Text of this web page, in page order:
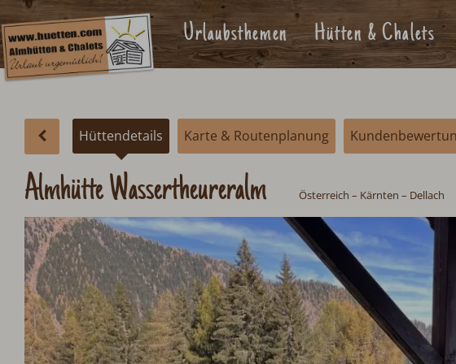
Urlaubsthemen Hütten & Chalets
Hüttendetails Karte & Routenplanung
Almhütte Wassertheureralm Österreich – Kärnten – Dellach